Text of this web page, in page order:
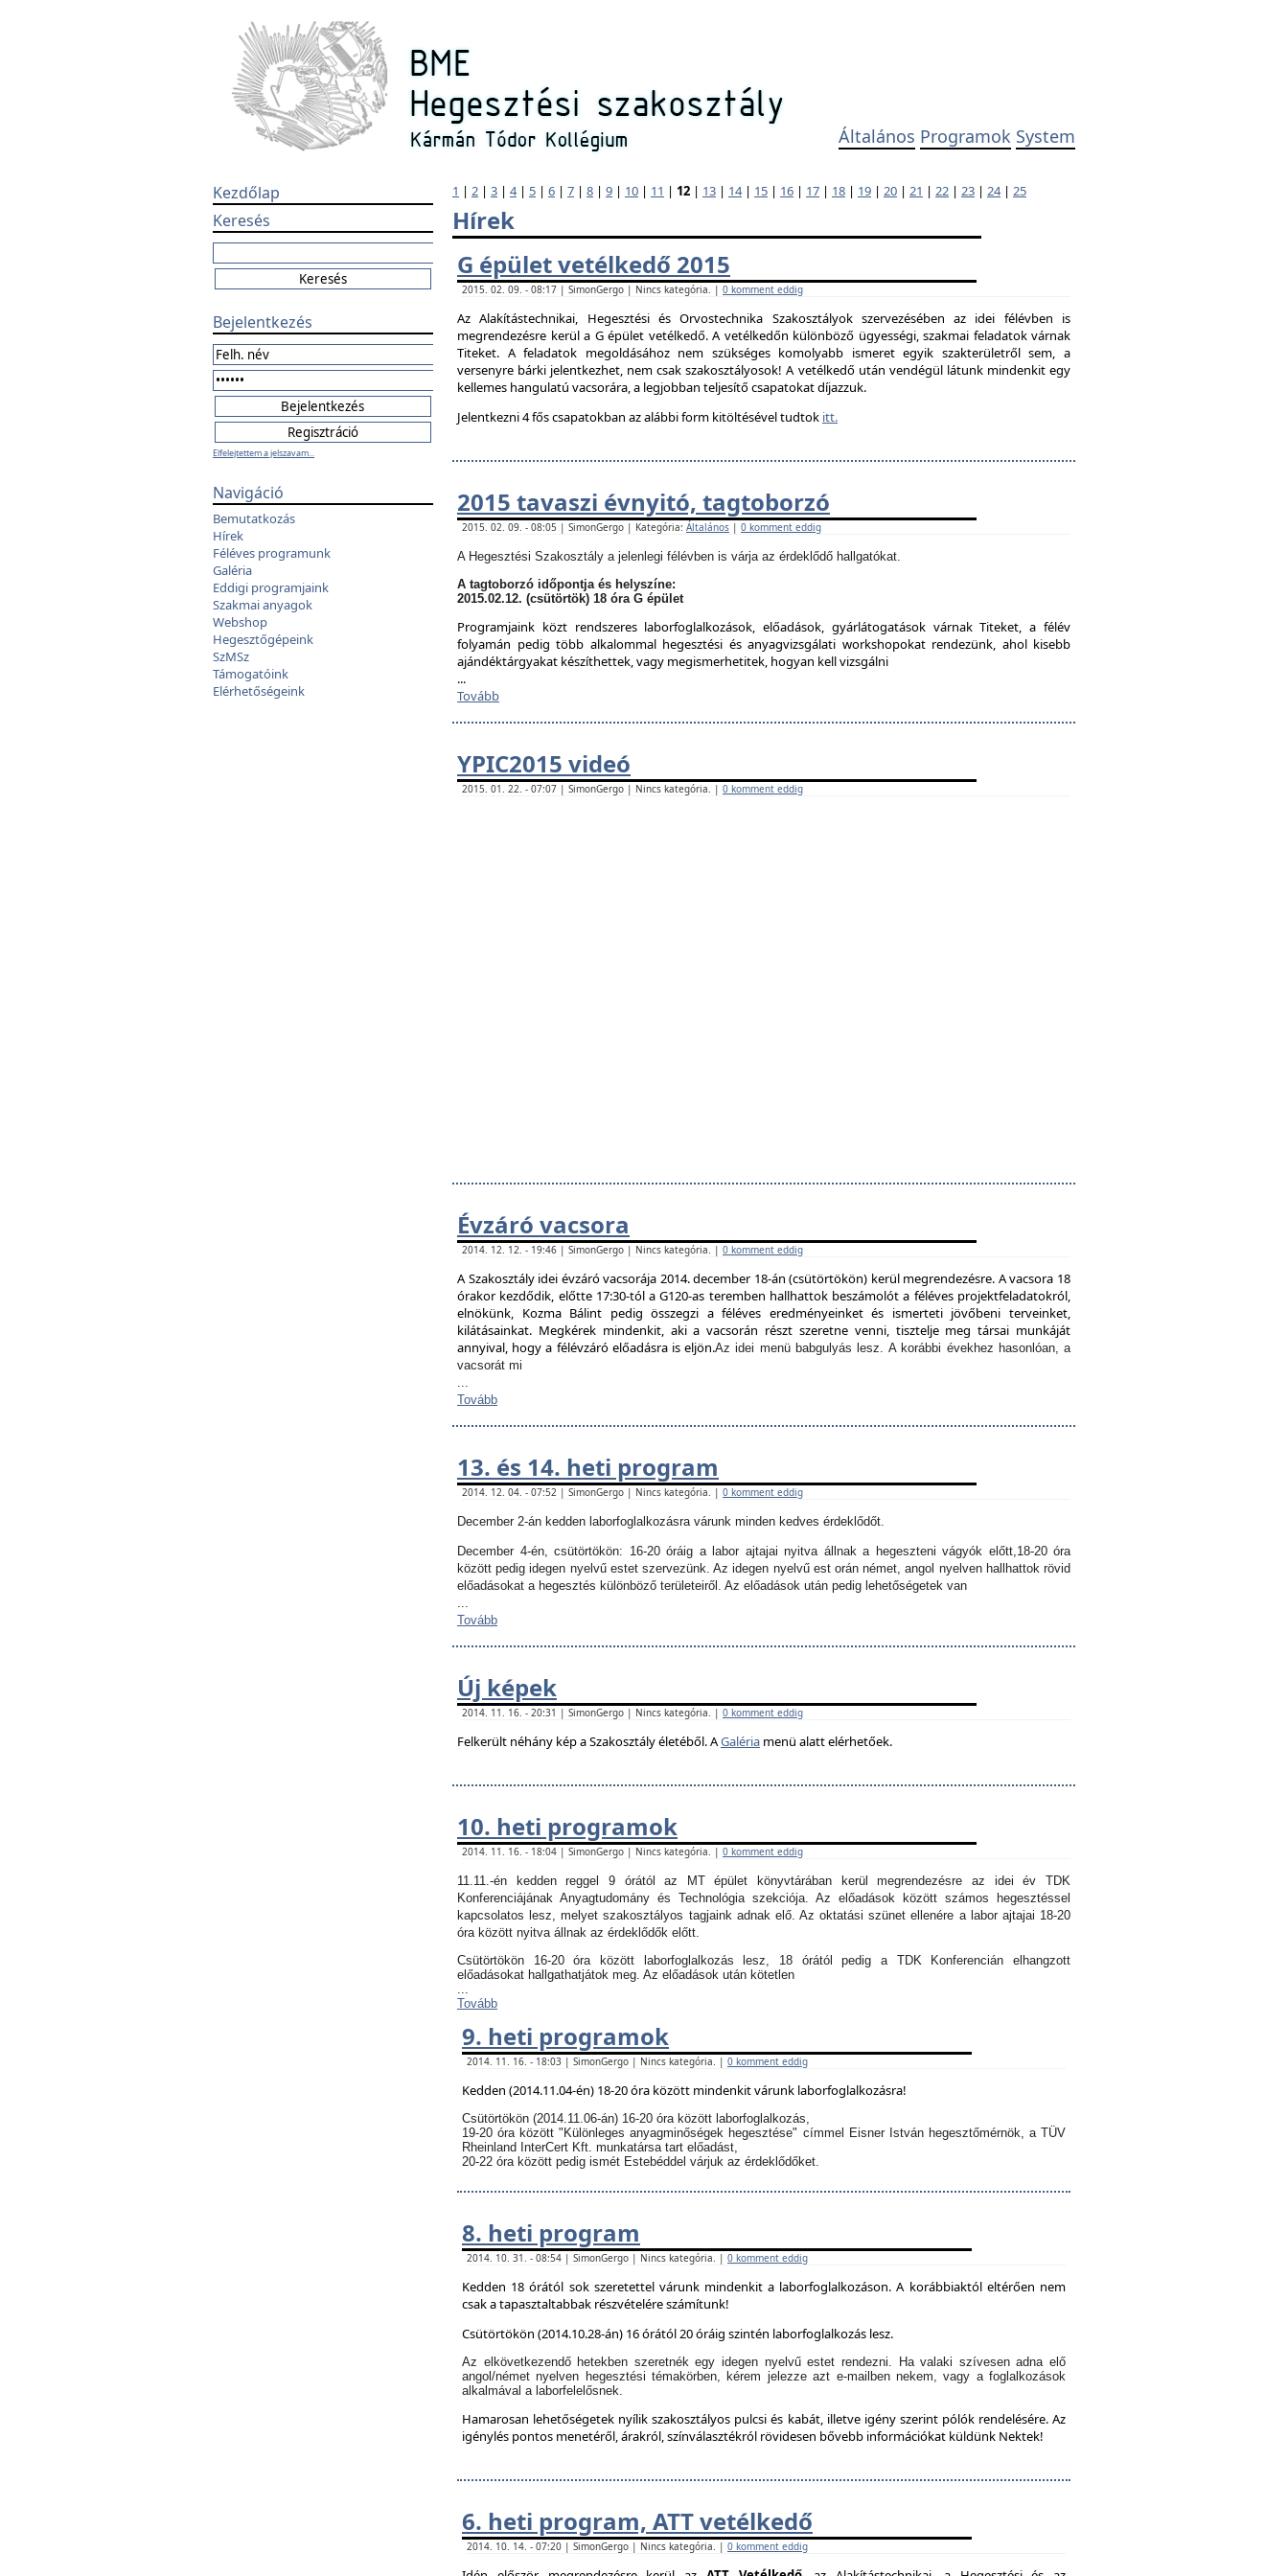
Általános Programok System
Kezdőlap
Keresés
Bejelentkezés
Elfelejtettem a jelszavam...
Navigáció
Bemutatkozás
Hírek
Féléves programunk
Galéria
Eddigi programjaink
Szakmai anyagok
Webshop
Hegesztőgépeink
SzMSz
Támogatóink
Elérhetőségeink
1 | 2 | 3 | 4| 5 | 6 | 7 | 8 | 9 | 10 | 11 | 12 | 13 | 14| 15 | 16 | 17 | 18 | 19 | 20 | 21 | 22 | 23 | 24| 25
Hírek
G épület vetélkedő 2015
2015. 02. 09. - 08:17 | SimonGergo | Nincs kategória. | 0 komment eddig
Az Alakítástechnikai, Hegesztési és Orvostechnika Szakosztályok szervezésében az idei félévben is
megrendezésre kerül a G épület vetélkedő. A vetélkedőn különböző ügyességi, szakmai feladatok várnak
Titeket. A feladatok megoldásához nem szükséges komolyabb ismeret egyik szakterületről sem, a
versenyre bárki jelentkezhet, nem csak szakosztályosok! A vetélkedő után vendégül látunk mindenkit egy
kellemes hangulatú vacsorára, a legjobban teljesítő csapatokat díjazzuk.
Jelentkezni 4 fős csapatokban az alábbi form kitöltésével tudtok itt.
2015 tavaszi évnyitó, tagtoborzó
2015. 02. 09. - 08:05 | SimonGergo | Kategória: Általános | 0 komment eddig
A Hegesztési Szakosztály a jelenlegi félévben is várja az érdeklődő hallgatókat.
A tagtoborzó időpontja és helyszíne:
2015.02.12. (csütörtök) 18 óra G épület
Programjaink közt rendszeres laborfoglalkozások, előadások, gyárlátogatások várnak Titeket, a félév
folyamán pedig több alkalommal hegesztési és anyagvizsgálati workshopokat rendezünk, ahol kisebb
ajándéktárgyakat készíthettek, vagy megismerhetitek, hogyan kell vizsgálni
...
Tovább
YPIC2015 videó
2015. 01. 22. - 07:07 | SimonGergo | Nincs kategória. | 0 komment eddig
Évzáró vacsora
2014. 12. 12. - 19:46 | SimonGergo | Nincs kategória. | 0 komment eddig
A Szakosztály idei évzáró vacsorája 2014. december 18-án (csütörtökön) kerül megrendezésre. A vacsora 18
órakor kezdődik, előtte 17:30-tól a G120-as teremben hallhattok beszámolót a féléves projektfeladatokról,
elnökünk, Kozma Bálint pedig összegzi a féléves eredményeinket és ismerteti jövőbeni terveinket,
kilátásainkat. Megkérek mindenkit, aki a vacsorán részt szeretne venni, tisztelje meg társai munkáját
annyival, hogy a félévzáró előadásra is eljön.Az idei menü babgulyás lesz.A korábbi évekhez hasonlóan, a
vacsorát mi
...
Tovább
13. és 14. heti program
2014. 12. 04. - 07:52 | SimonGergo | Nincs kategória. | 0 komment eddig
December 2-án kedden laborfoglalkozásra várunk minden kedves érdeklődőt.
December 4-én, csütörtökön: 16-20 óráig a labor ajtajai nyitva állnak a hegeszteni vágyók előtt,18-20 óra
között pedig idegen nyelvű estet szervezünk. Az idegen nyelvű est orán német, angol nyelven hallhattok rövid
előadásokat a hegesztés különböző területeiről. Az előadások után pedig lehetőségetek van
...
Tovább
Új képek
2014. 11. 16. - 20:31 | SimonGergo | Nincs kategória. | 0 komment eddig
Felkerült néhány kép a Szakosztály életéből. AGaléria menü alatt elérhetőek.
10. heti programok
2014. 11. 16. - 18:04 | SimonGergo | Nincs kategória. | 0 komment eddig
11.11.-én kedden reggel 9 órától az MT épület könyvtárában kerül megrendezésre az idei év TDK
Konferenciájának Anyagtudomány és Technológia szekciója. Az előadások között számos hegesztéssel
kapcsolatos lesz, melyet szakosztályos tagjaink adnak elő. Az oktatási szünet ellenére a labor ajtajai 18-20
óra között nyitva állnak az érdeklődők előtt.
Csütörtökön 16-20 óra között laborfoglalkozás lesz, 18 órától pedig a TDK Konferencián elhangzott
előadásokat hallgathatjátok meg. Az előadások után kötetlen
...
Tovább
9. heti programok
2014. 11. 16. - 18:03 | SimonGergo | Nincs kategória. | 0 komment eddig
Kedden (2014.11.04-én) 18-20 óra között mindenkit várunk laborfoglalkozásra!
Csütörtökön (2014.11.06-án) 16-20 óra között laborfoglalkozás,
19-20 óra között "Különleges anyagminőségek hegesztése" címmel Eisner István hegesztőmérnök, a TÜV
Rheinland InterCert Kft. munkatársa tart előadást,
20-22 óra között pedig ismét Estebéddel várjuk az érdeklődőket.
8. heti program
2014. 10. 31. - 08:54 | SimonGergo | Nincs kategória. | 0 komment eddig
Kedden 18 órától sok szeretettel várunk mindenkit a laborfoglalkozáson. A korábbiaktól eltérően nem
csak a tapasztaltabbak részvételére számítunk!
Csütörtökön (2014.10.28-án) 16 órától 20 óráig szintén laborfoglalkozás lesz.
Az elkövetkezendő hetekben szeretnék egy idegen nyelvű estet rendezni. Ha valaki szívesen adna elő
angol/német nyelven hegesztési témakörben, kérem jelezze azt e-mailben nekem, vagy a foglalkozások
alkalmával a laborfelelősnek.
Hamarosan lehetőségetek nyílik szakosztályos pulcsi és kabát, illetve igény szerint pólók rendelésére. Az
igénylés pontos menetéről, árakról, színválasztékról rövidesen bővebb információkat küldünk Nektek!
6. heti program, ATT vetélkedő
2014. 10. 14. - 07:20 | SimonGergo | Nincs kategória. | 0 komment eddig